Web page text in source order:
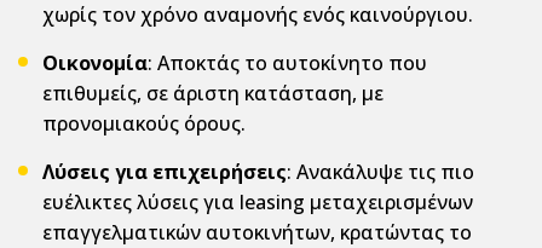
χωρίς τον χρόνο αναμονής ενός καινούργιου.
Οικονομία: Αποκτάς το αυτοκίνητο που
επιθυμείς, σε άριστη κατάσταση, με
προνομιακούς όρους.
Λύσεις για επιχειρήσεις: Ανακάλυψε τις πιο
ευέλικτες λύσεις για leasing μεταχειρισμένων
επαγγελματικών αυτοκινήτων, κρατώντας το